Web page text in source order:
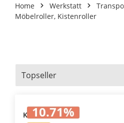
Home Werkstatt
Möbelroller, Kistenroller
10.71%
Kistenroller